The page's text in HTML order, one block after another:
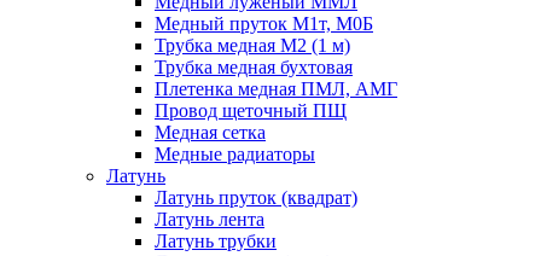
Медный пруток М1т, М0Б
Трубка медная М2 (1 м)
Трубка медная бухтовая
Плетенка медная ПМЛ, АМГ
Провод щеточный ПЩ
Медная сетка
Медные радиаторы
Латунь
Латунь пруток (квадрат)
Латунь лента
Латунь трубки